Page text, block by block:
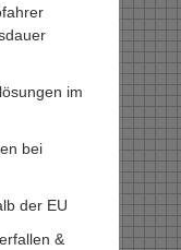
im
bei
der EU
&